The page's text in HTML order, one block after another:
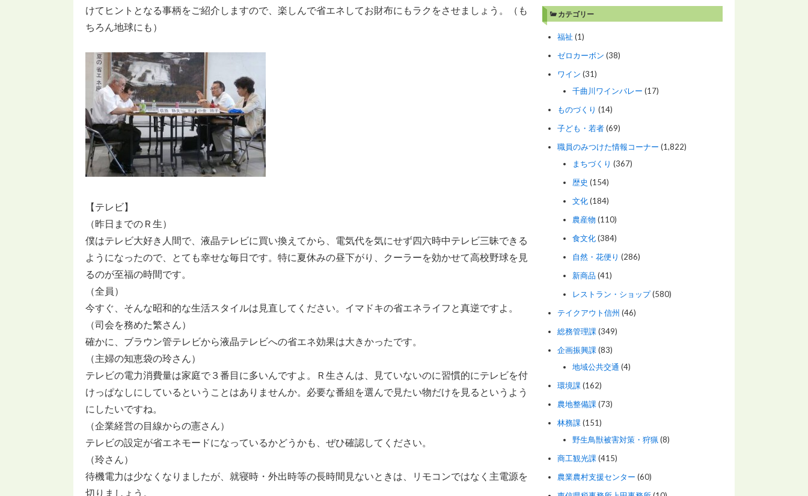
けてヒントとなる事柄をご紹介しますので、楽しんで省エネしてお財布にもラクをさせましょう。（も
ちろん地球にも）
【テレビ】
（昨日までのＲ生）
僕はテレビ大好き人間で、液晶テレビに買い換えてから、電気代を気にせず四六時中テレビ三昧できる
ようになったので、とても幸せな毎日です。特に夏休みの昼下がり、クーラーを効かせて高校野球を見
るのが至福の時間です。
（全員）
今すぐ、そんな昭和的な生活スタイルは見直してください。イマドキの省エネライフと真逆ですよ。
（司会を務めた繁さん）
確かに、ブラウン管テレビから液晶テレビへの省エネ効果は大きかったです。
（主婦の知恵袋の玲さん）
テレビの電力消費量は家庭で３番目に多いんですよ。Ｒ生さんは、見ていないのに習慣的にテレビを付
けっぱなしにしているということはありませんか。必要な番組を選んで見たい物だけを見るというよう
にしたいですね。
（企業経営の目線からの憲さん）
テレビの設定が省エネモードになっているかどうかも、ぜひ確認してください。
（玲さん）
待機電力は少なくなりましたが、就寝時・外出時等の長時間見ないときは、リモコンではなく主電源を
切りましょう。
カテゴリー
福祉 (1)
ゼロカーボン (38)
ワイン (31)
千曲川ワインバレー (17)
ものづくり (14)
子ども・若者(69)
職員のみつけた情報コーナー (1,822)
まちづくり (367)
歴史 (154)
文化(184)
農産物 (110)
食文化(384)
自然・花便り (286)
新商品 (41)
レストラン・ショップ(580)
テイクアウト信州 (46)
総務管理課(349)
企画振興課(83)
地域公共交通 (4)
環境課(162)
農地整備課(73)
林務課(151)
野生鳥獣被害対策・狩猟(8)
商工観光課(415)
農業農村支援センター (60)